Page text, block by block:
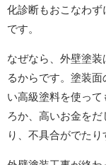
化診断もおこなわ
です。
なぜなら、外壁塗
るからです。塗装
い高級塗料を使っ
ろか、高いお金を
り、不具合がでたり